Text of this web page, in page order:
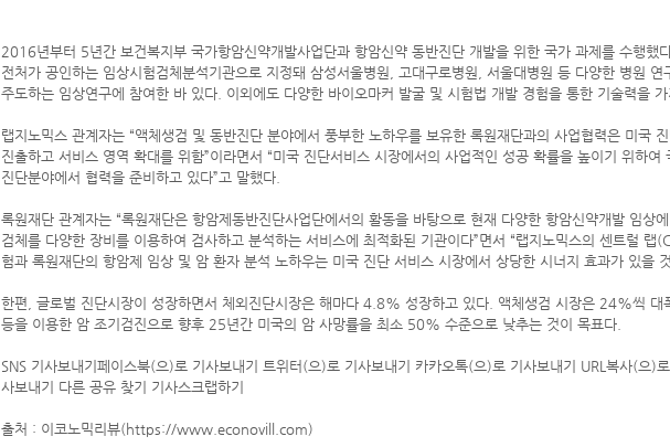
2016년부터 5년간 보건복지부 국가항암신약개발사업단과 항암신약 동반진단 개발을 위한 국가 과제를 수행했
전처가 공인하는 임상시험검체분석기관으로 지정돼 삼성서울병원, 고대구로병원, 서울대병원 등 다양한 병원 연
주도하는 임상연구에 참여한 바 있다. 이외에도 다양한 바이오마커 발굴 및 시험법 개발 경험을 통한 기술력을 가
랩지노믹스 관계자는 “액체생검 및 동반진단 분야에서 풍부한 노하우를 보유한 록원재단과의 사업협력은 미국
진출하고 서비스 영역 확대를 위함”이라면서 “미국 진단서비스 시장에서의 사업적인 성공 확률을 높이기 위하여
진단분야에서 협력을 준비하고 있다”고 말했다.
록원재단 관계자는 “록원재단은 항암제동반진단사업단에서의 활동을 바탕으로 현재 다양한 항암신약개발 임상
검체를 다양한 장비를 이용하여 검사하고 분석하는 서비스에 최적화된 기관이다”면서 “랩지노믹스의 센트럴
험과 록원재단의 항암제 임상 및 암 환자 분석 노하우는 미국 진단 서비스 시장에서 상당한 시너지 효과가 있을
한편, 글로벌 진단시장이 성장하면서 체외진단시장은 해마다 4.8% 성장하고 있다. 액체생검 시장은 24%씩 대
등을 이용한 암 조기검진으로 향후 25년간 미국의 암 사망률을 최소 50% 수준으로 낮추는 것이 목표다.
SNS 기사보내기페이스북(으)로 기사보내기 트위터(으)로 기사보내기 카카오톡(으)로 기사보내기 URL복사(으)
사보내기 다른 공유 찾기 기사스크랩하기
출처 : 이코노믹리뷰(https://www.econovill.com)